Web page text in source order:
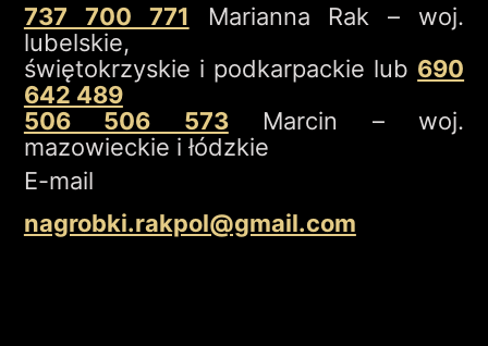
737 700 771 Marianna Rak – woj.
lubelskie,
świętokrzyskie i podkarpackie lub 690
642 489
506 506 573Marcin – woj.
mazowieckie i łódzkie
E-mail
nagrobki.rakpol@gmail.com